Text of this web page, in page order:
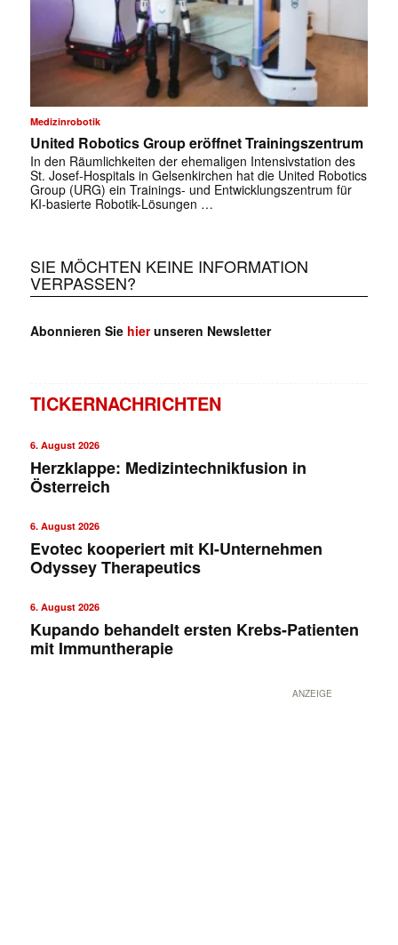
Medizinrobotik
United Robotics Group eröffnet Trainingszentrum
In den Räumlichkeiten der ehemaligen Intensivstation des
St. Josef-Hospitals in Gelsenkirchen hat die United Robotics
Group (URG) ein Trainings- und Entwicklungszentrum für
KI-basierte Robotik-Lösungen …
SIE MÖCHTEN KEINE INFORMATION
VERPASSEN?
Abonnieren Sie hierunseren Newsletter
TICKERNACHRICHTEN
6. August 2026
Herzklappe: Medizintechnikfusion in
Österreich
6. August 2026
Evotec kooperiert mit KI-Unternehmen
Odyssey Therapeutics
6. August 2026
Kupando behandelt ersten Krebs-Patienten
mit Immuntherapie
ANZEIGE